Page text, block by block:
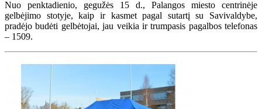
Nuo penktadienio, gegužės 15 d., Palangos miesto centrinėje
gelbėjimo stotyje, kaip ir kasmet pagal sutartį su Savivaldybe,
pradėjo budėti gelbėtojai, jau veikia ir trumpasis pagalbos telefonas
– 1509.